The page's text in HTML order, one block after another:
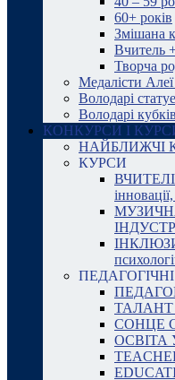
60+ років
Змішана
Вчитель
Творча
Медалісти Алеї
Володарі
Володарі
КОНКУРСИ І
НАЙБЛИЖЧІ
КУРСИ
ТАЛАНТ
СОНЦЕ
ОСВІТА